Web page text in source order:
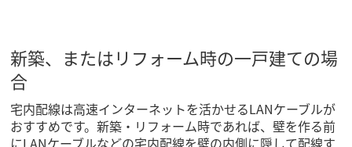
新築、またはリフォーム時の一戸建ての場
合
宅内配線は高速インターネットを活かせるLANケーブルが
おすすめです。新築・リフォーム時であれば、壁を作る前
にLANケーブルなどの宅内配線を壁の内側に隠して配線す